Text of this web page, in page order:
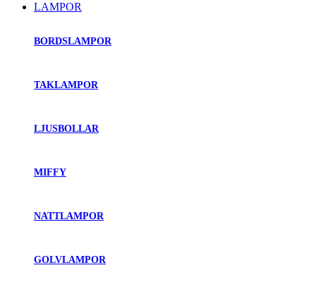
LAMPOR
BORDSLAMPOR
TAKLAMPOR
LJUSBOLLAR
MIFFY
NATTLAMPOR
GOLVLAMPOR